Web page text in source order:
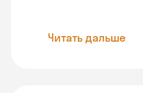
Читать дальше